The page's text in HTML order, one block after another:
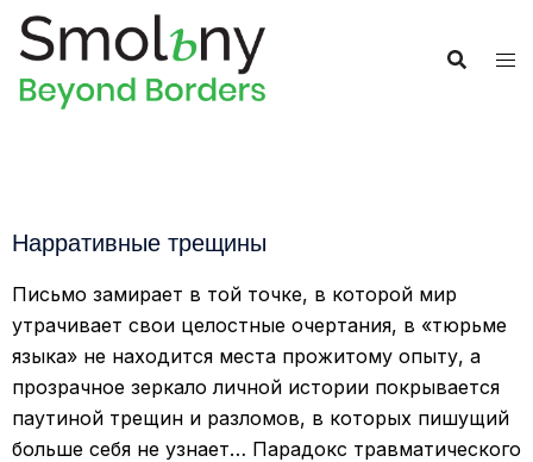
Нарративные трещины
Письмо замирает в той точке, в которой мир
утрачивает свои целостные очертания, в «тюрьме
языка» не находится места прожитому опыту, а
прозрачное зеркало личной истории покрывается
паутиной трещин и разломов, в которых пишущий
больше себя не узнает… Парадокс травматического